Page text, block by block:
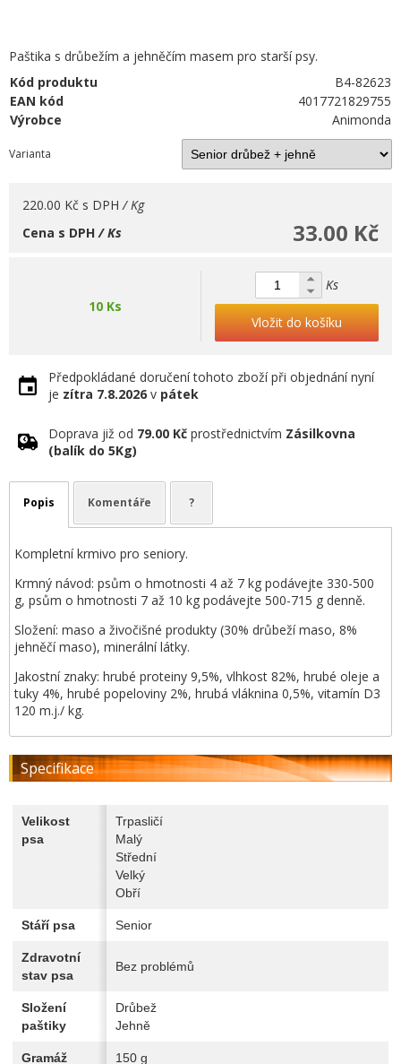
Paštika s drůbežím a jehněčím masem pro starší psy.
Kód produktu
B4-82623
EAN kód
4017721829755
Výrobce
Animonda
Varianta
220.00 Kč s DPH / Kg
33.00 Kč
Cena s DPH/ Ks
10 Ks
Ks
Vložit do košíku
Předpokládané doručení tohoto zboží při objednání nyní
je zítra 7.8.2026 v pátek
Doprava již od 79.00 Kč prostřednictvím Zásilkovna
(balík do 5Kg)
Popis Komentáře ?
Kompletní krmivo pro seniory.
Krmný návod: psům o hmotnosti 4 až 7 kg podávejte 330-500
g, psům o hmotnosti 7 až 10 kg podávejte 500-715 g denně.
Složení: maso a živočišné produkty (30% drůbeží maso, 8%
jehněčí maso), minerální látky.
Jakostní znaky: hrubé proteiny 9,5%, vlhkost 82%, hrubé oleje a
tuky 4%, hrubé popeloviny 2%, hrubá vláknina 0,5%, vitamín D3
120 m.j./ kg.
Specifikace
Velikost
psa
Trpasličí
Malý
Střední
Velký
Obří
Stáří psa Senior
Zdravotní
stav psa
Bez problémů
Složení
paštiky
Drůbež
Jehně
Gramáž 150 g